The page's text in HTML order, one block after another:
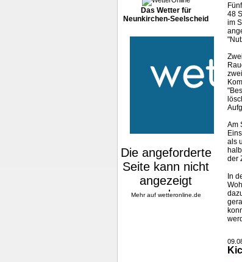
Das Wetter für
Neunkirchen-Seelscheid
Mehr auf wetteronline.de
48
im
Am
als
der
In